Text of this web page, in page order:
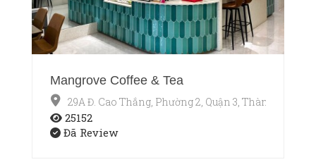
Mangrove Coffee & Tea
29A Đ. Cao Thắng, Phường 2, Quận 3, Thành phố
25152
Đã Review